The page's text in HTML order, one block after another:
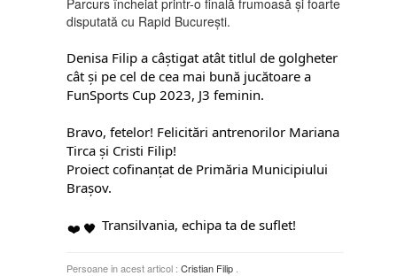
disputată cu Rapid București.
Denisa Filip a câștigat atât titlul de golgheter
cât și pe cel de cea mai bună jucătoare a
FunSports Cup 2023, J3 feminin.
Bravo, fetelor! Felicitări antrenorilor Mariana
Tircași Cristi Filip!
Proiect cofinanțat de Primăria Municipiului
Brașov.
Transilvania, echipa ta de suflet!
Persoane in acest articol :Cristian Filip